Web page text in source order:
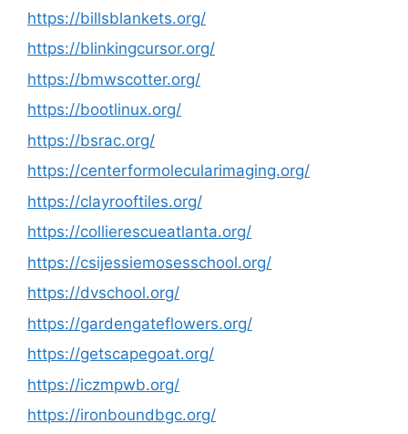
https://billsblankets.org/
https://blinkingcursor.org/
https://bmwscotter.org/
https://bootlinux.org/
https://bsrac.org/
https://centerformolecularimaging.org/
https://clayrooftiles.org/
https://collierescueatlanta.org/
https://csijessiemosesschool.org/
https://dvschool.org/
https://gardengateflowers.org/
https://getscapegoat.org/
https://iczmpwb.org/
https://ironboundbgc.org/